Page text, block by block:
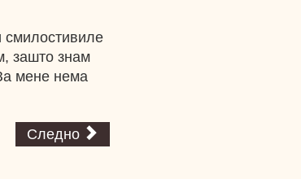
смилостивиле
зашто знам
мене нема
Следно